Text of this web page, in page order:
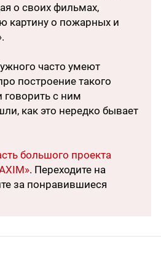
о своих фильмах,
картину о пожарных и
часто умеют
построение такого
с ним
как это нередко бывает
большого проекта
. Переходите на
за понравившиеся